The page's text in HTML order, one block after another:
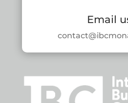
Email